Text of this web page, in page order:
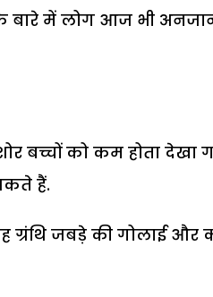
के बारे में लोग आज भी
बच्चों को कम होता देखा
हैं.
ग्रंथि जबड़े की गोलाई और